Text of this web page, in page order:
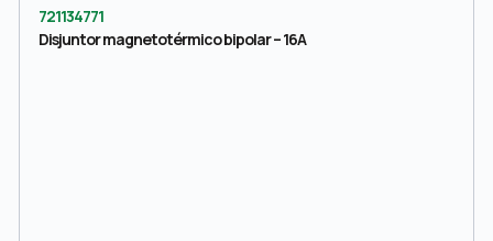
721134771
Disjuntor magnetotérmico bipolar – 16A